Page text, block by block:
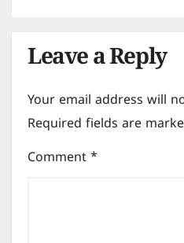
Leave a Reply
Your email address will
Required fields are
Comment *